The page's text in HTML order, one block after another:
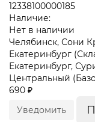
12338100000185
Наличие:
Нет в наличии
Челябинск, Сони
Екатеринбург
Екатеринбург,
Центральный
690 ₽
Уведомить